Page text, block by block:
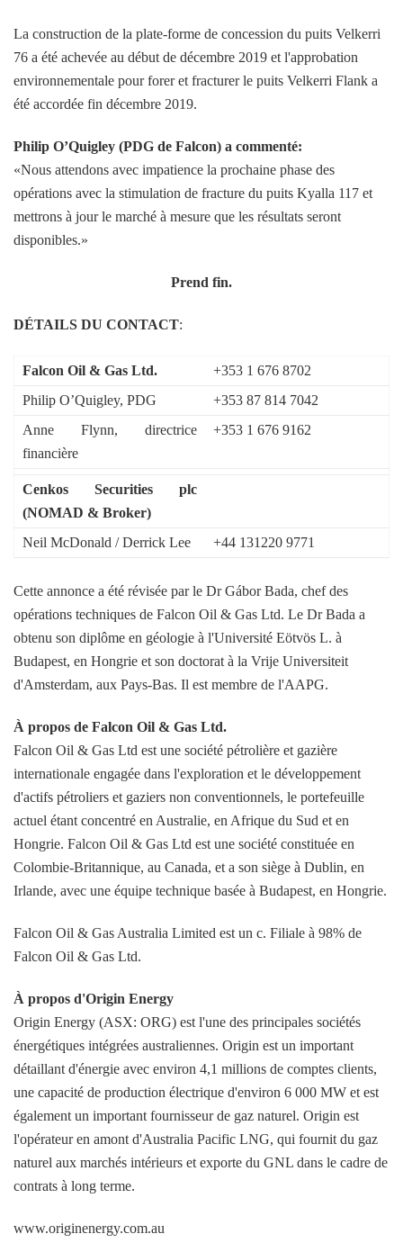
La construction de la plate-forme de concession du puits Velkerri
76 a été achevée au début de décembre 2019 et l'approbation
environnementale pour forer et fracturer le puits Velkerri Flank a
été accordée fin décembre 2019.
Philip O’Quigley (PDG de Falcon) a commenté:
«Nous attendons avec impatience la prochaine phase des
opérations avec la stimulation de fracture du puits Kyalla 117 et
mettrons à jour le marché à mesure que les résultats seront
disponibles.»
Prend fin.
DÉTAILS DU CONTACT:
Falcon Oil & Gas Ltd.
+353 1 676 8702
Philip O’Quigley, PDG
+353 87 814 7042
Anne Flynn, directrice
financière
+353 1 676 9162
Cenkos Securities plc
(NOMAD & Broker)
Neil McDonald / Derrick Lee
+44 131220 9771
Cette annonce a été révisée par le Dr Gábor Bada, chef des
opérations techniques de Falcon Oil & Gas Ltd. Le Dr Bada a
obtenu son diplôme en géologie à l'Université Eötvös L. à
Budapest, en Hongrie et son doctorat à la Vrije Universiteit
d'Amsterdam, aux Pays-Bas. Il est membre de l'AAPG.
À propos de Falcon Oil & Gas Ltd.
Falcon Oil & Gas Ltd est une société pétrolière et gazière
internationale engagée dans l'exploration et le développement
d'actifs pétroliers et gaziers non conventionnels, le portefeuille
actuel étant concentré en Australie, en Afrique du Sud et en
Hongrie. Falcon Oil & Gas Ltd est une société constituée en
Colombie-Britannique, au Canada, et a son siège à Dublin, en
Irlande, avec une équipe technique basée à Budapest, en Hongrie.
Falcon Oil & Gas Australia Limited est un c. Filiale à 98% de
Falcon Oil & Gas Ltd.
À propos d'Origin Energy
Origin Energy (ASX: ORG) est l'une des principales sociétés
énergétiques intégrées australiennes. Origin est un important
détaillant d'énergie avec environ 4,1 millions de comptes clients,
une capacité de production électrique d'environ 6 000 MW et est
également un important fournisseur de gaz naturel. Origin est
l'opérateur en amont d'Australia Pacific LNG, qui fournit du gaz
naturel aux marchés intérieurs et exporte du GNL dans le cadre de
contrats à long terme.
www.originenergy.com.au